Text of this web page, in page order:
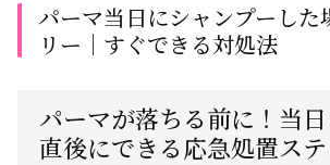
パーマ当日にシャンプーした
リー│すぐできる対処法
パーマが落ちる前に！当
直後にできる応急処置ス